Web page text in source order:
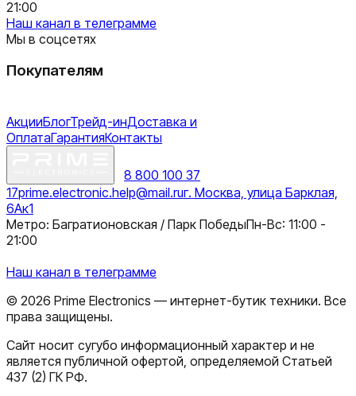
21:00
Наш канал в телеграмме
Мы в соцсетях
Покупателям
АкцииБлогТрейд-инДоставка и
ОплатаГарантияКонтакты
8 800 100 37
17prime.electronic.help@mail.ruг. Москва, улица Барклая,
6Ак1
Метро: Багратионовская / Парк ПобедыПн-Вс: 11:00 -
21:00
Наш канал в телеграмме
© 2026 Prime Electronics — интернет-бутик техники. Все
права защищены.
Сайт носит сугубо информационный характер и не
является публичной офертой, определяемой Статьей
437 (2) ГК РФ.